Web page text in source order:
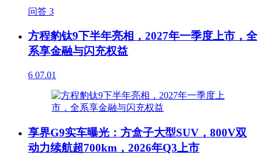
问答 3
方程豹钛9下半年亮相，2027年一季度上市，全
系享金融与闪充权益
6 07.01
享界G9实车曝光：方盒子大型SUV，800V双
动力续航超700km，2026年Q3上市